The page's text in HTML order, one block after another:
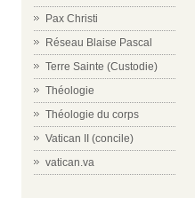
Pax Christi
Réseau Blaise Pascal
Terre Sainte (Custodie)
Théologie
Théologie du corps
Vatican II (concile)
vatican.va